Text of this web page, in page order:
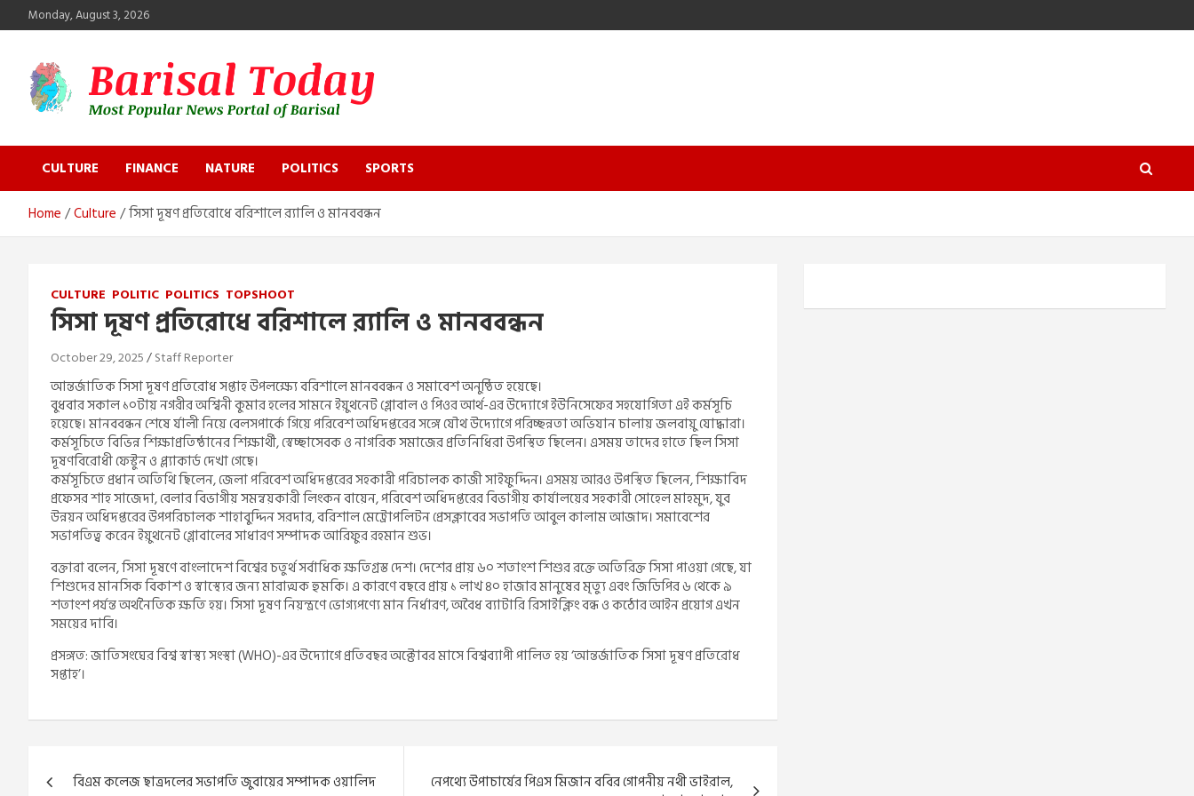
to
Monday, August 3, 2026
Barisal Today
CULTURE
FINANCE NATURE POLITICS SPORTS
Home Culture সিসা দূষণ প্রতিরোধে বরিশালে র‍্যালি ও মানববন্ধন
CULTURE POLITIC POLITICS TOPSHOOT
সিসা দূষণ প্রতিরোধে বরিশালে র‍্যালি ও মানববন্ধন
October 29, 2025 Staff Reporter
আন্তর্জাতিক সিসা দূষণ প্রতিরোধ সপ্তাহ উপলক্ষ্যে বরিশালে মানববন্ধন ও সমাবেশ অনুষ্ঠিত হয়েছে।
বুধবার সকাল ১০টায় নগরীর অশ্বিনী কুমার হলের সামনে ইয়ুথনেট গ্লোবাল ও পিওর আর্থ-এর উদ্যোগে ইউনিসেফের সহযোগিতা এই কর্মসূচি
হয়েছে। মানববন্ধন শেষে র্যালী নিয়ে বেলসপার্কে গিয়ে পরিবেশ অধিদপ্তরের সঙ্গে যৌথ উদ্যোগে পরিচ্ছন্নতা অভিযান চালায় জলবায়ু যোদ্ধারা।
কর্মসূচিতে বিভিন্ন শিক্ষাপ্রতিষ্ঠানের শিক্ষার্থী, স্বেচ্ছাসেবক ও নাগরিক সমাজের প্রতিনিধিরা উপস্থিত ছিলেন। এসময় তাদের হাতে ছিল সিসা
দূষণবিরোধী ফেস্টুন ও প্ল্যাকার্ড দেখা গেছে।
কর্মসূচিতে প্রধান অতিথি ছিলেন, জেলা পরিবেশ অধিদপ্তরের সহকারী পরিচালক কাজী সাইফুদ্দিন। এসময় আরও উপস্থিত ছিলেন, শিক্ষাবিদ
প্রফেসর শাহ সাজেদা, বেলার বিভাগীয় সমন্বয়কারী লিংকন বায়েন, পরিবেশ অধিদপ্তরের বিভাগীয় কার্যালয়ের সহকারী সোহেল মাহমুদ, যুব
উন্নয়ন অধিদপ্তরের উপপরিচালক শাহাবুদ্দিন সরদার, বরিশাল মেট্রোপলিটন প্রেসক্লাবের সভাপতি আবুল কালাম আজাদ। সমাবেশের
সভাপতিত্ব করেন ইয়ুথনেট গ্লোবালের সাধারণ সম্পাদক আরিফুর রহমান শুভ।
বক্তারা বলেন, সিসা দূষণে বাংলাদেশ বিশ্বের চতুর্থ সর্বাধিক ক্ষতিগ্রস্ত দেশ। দেশের প্রায় ৬০ শতাংশ শিশুর রক্তে অতিরিক্ত সিসা পাওয়া গেছে, যা
শিশুদের মানসিক বিকাশ ও স্বাস্থ্যের জন্য মারাত্মক হুমকি। এ কারণে বছরে প্রায় ১ লাখ ৪০ হাজার মানুষের মৃত্যু এবং জিডিপির ৬ থেকে ৯
শতাংশ পর্যন্ত অর্থনৈতিক ক্ষতি হয়। সিসা দূষণ নিয়ন্ত্রণে ভোগ্যপণ্যে মান নির্ধারণ, অবৈধ ব্যাটারি রিসাইক্লিং বন্ধ ও কঠোর আইন প্রয়োগ এখন
সময়ের দাবি।
প্রসঙ্গত: জাতিসংঘের বিশ্ব স্বাস্থ্য সংস্থা (WHO)-এর উদ্যোগে প্রতিবছর অক্টোবর মাসে বিশ্বব্যাপী পালিত হয় ‘আন্তর্জাতিক সিসা দূষণ প্রতিরোধ
সপ্তাহ’।
Postবিএম কলেজ ছাত্রদলের সভাপতি জুবায়ের সম্পাদক ওয়ালিদ
নেপথ্যে উপাচার্যের পিএস মিজান ববির গোপনীয় নথী ভাইরাল,